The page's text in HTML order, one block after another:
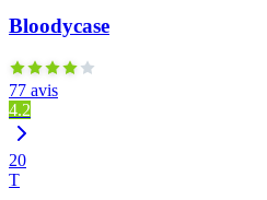
Bloodycase
77 avis
4.2
20
T